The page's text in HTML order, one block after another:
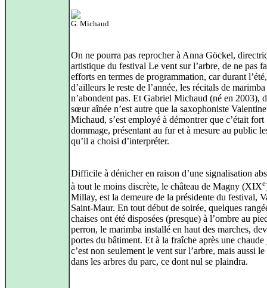
G. Michaud
On ne pourra pas reprocher à Anna Göckel,
artistique du festival Le vent sur l’arbre, de ne pas
efforts en termes de programmation, car durant
d’ailleurs le reste de l’année, les récitals de marimba
n’abondent pas. Et Gabriel Michaud (né en 2003),
sœur aînée n’est autre que la saxophoniste Valentine
Michaud, s’est employé à démontrer que c’était fort
dommage, présentant au fur et à mesure au public
qu’il a choisi d’interpréter.
Difficile à dénicher en raison d’une signalisation
à tout le moins discrète, le château de Magny (XIXe
Millay, est la demeure de la présidente du festival,
Saint‑Maur. En tout début de soirée, quelques
chaises ont été disposées (presque) à l’ombre au
perron, le marimba installé en haut des marches,
portes du bâtiment. Et à la fraîche après une chaude
c’est non seulement le vent sur l’arbre, mais aussi
dans les arbres du parc, ce dont nul se plaindra.